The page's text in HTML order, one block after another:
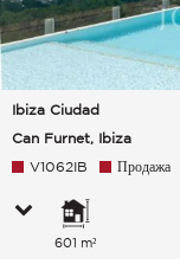
Ibiza Ciudad
Can Furnet, Ibiza
V1062IB Продажа
601 m²